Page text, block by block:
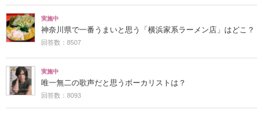
実施中
神奈川県で一番うまいと思う「横浜家系ラーメン店」はどこ？
回答数：8507
実施中
唯一無二の歌声だと思うボーカリストは？
回答数：8093